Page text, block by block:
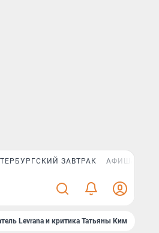
ЗАВТРАК АФИША PLUS
Levrana и критика Татьяны Ким